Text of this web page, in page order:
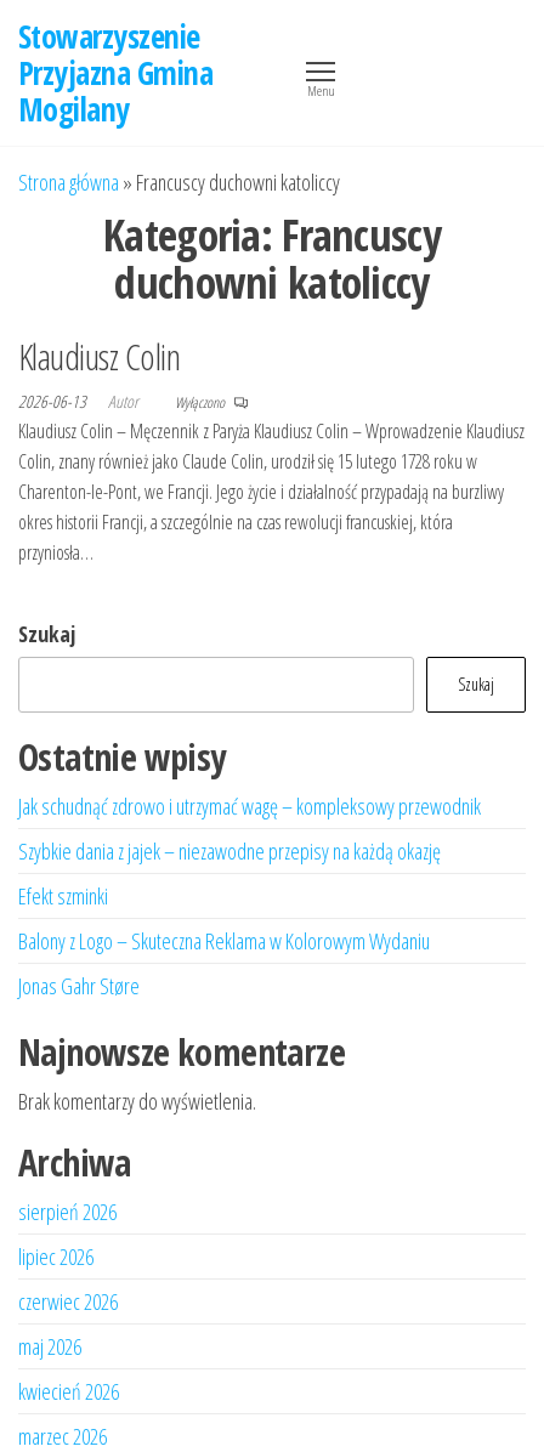
treści
Stowarzyszenie
Przyjazna Gmina
Mogilany
Menu
Strona główna » Francuscy duchowni katoliccy
Kategoria: Francuscy
duchowni katoliccy
Klaudiusz Colin
2026-06-13 Autor Wyłączono
Klaudiusz Colin – Męczennik z Paryża Klaudiusz Colin – Wprowadzenie Klaudiusz
Colin, znany również jako Claude Colin, urodził się 15 lutego 1728 roku w
Charenton-le-Pont, we Francji. Jego życie i działalność przypadają na burzliwy
okres historii Francji, a szczególnie na czas rewolucji francuskiej, która
przyniosła…
Szukaj
Szukaj
Ostatnie wpisy
Jak schudnąć zdrowo i utrzymać wagę – kompleksowy przewodnik
Szybkie dania z jajek – niezawodne przepisy na każdą okazję
Efekt szminki
Balony z Logo – Skuteczna Reklama w Kolorowym Wydaniu
Jonas Gahr Støre
Najnowsze komentarze
Brak komentarzy do wyświetlenia.
Archiwa
sierpień 2026
lipiec 2026
czerwiec 2026
maj 2026
kwiecień 2026
marzec 2026